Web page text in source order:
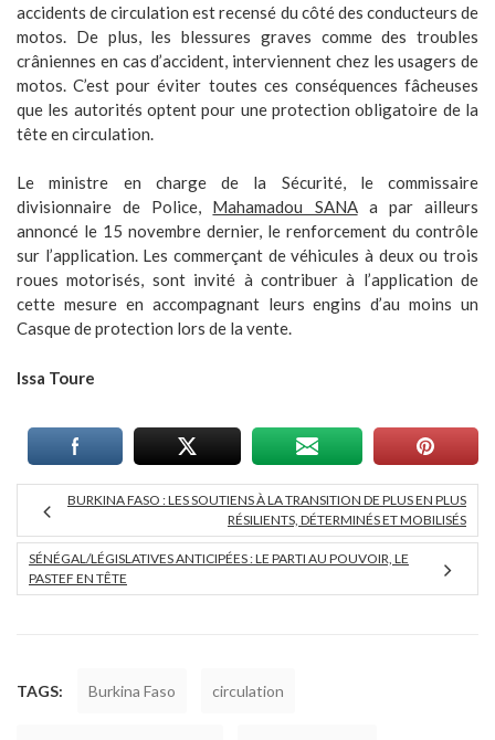
accidents de circulation est recensé du côté des conducteurs de
motos. De plus, les blessures graves comme des troubles
crâniennes en cas d’accident, interviennent chez les usagers de
motos. C’est pour éviter toutes ces conséquences fâcheuses
que les autorités optent pour une protection obligatoire de la
tête en circulation.
Le ministre en charge de la Sécurité, le commissaire
divisionnaire de Police, Mahamadou SANAa par ailleurs
annoncé le 15 novembre dernier, le renforcement du contrôle
sur l’application. Les commerçant de véhicules à deux ou trois
roues motorisés, sont invité à contribuer à l’application de
cette mesure en accompagnant leurs engins d’au moins un
Casque de protection lors de la vente.
Issa Toure
BURKINA FASO : LES SOUTIENS À LA TRANSITION DE PLUS EN PLUS
RÉSILIENTS, DÉTERMINÉS ET MOBILISÉS
SÉNÉGAL/LÉGISLATIVES ANTICIPÉES : LE PARTI AU POUVOIR, LE
PASTEF EN TÊTE
TAGS: Burkina Faso circulation